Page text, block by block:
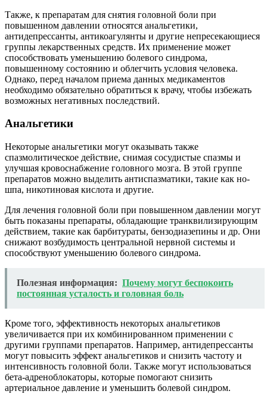
Также, к препаратам для снятия головной боли при
повышенном давлении относятся анальгетики,
антидепрессанты, антикоагулянты и другие непресекающиеся
группы лекарственных средств. Их применение может
способствовать уменьшению болевого синдрома,
повышенному состоянию и облегчить условия человека.
Однако, перед началом приема данных медикаментов
необходимо обязательно обратиться к врачу, чтобы избежать
возможных негативных последствий.
Анальгетики
Некоторые анальгетики могут оказывать также
спазмолитическое действие, снимая сосудистые спазмы и
улучшая кровоснабжение головного мозга. В этой группе
препаратов можно выделить антиспазматики, такие как но-
шпа, никотиновая кислота и другие.
Для лечения головной боли при повышенном давлении могут
быть показаны препараты, обладающие транквилизирующим
действием, такие как барбитураты, бензодиазепины и др. Они
снижают возбудимость центральной нервной системы и
способствуют уменьшению болевого синдрома.
Полезная информация: Почему могут беспокоить
постоянная усталость и головная боль
Кроме того, эффективность некоторых анальгетиков
увеличивается при их комбинированном применении с
другими группами препаратов. Например, антидепрессанты
могут повысить эффект анальгетиков и снизить частоту и
интенсивность головной боли. Также могут использоваться
бета-адреноблокаторы, которые помогают снизить
артериальное давление и уменьшить болевой синдром.